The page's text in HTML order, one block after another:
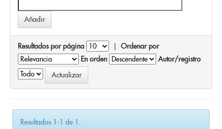
Resultados por página | Ordenar por
En orden
Autor/registro
Resultados 1-1 de 1.